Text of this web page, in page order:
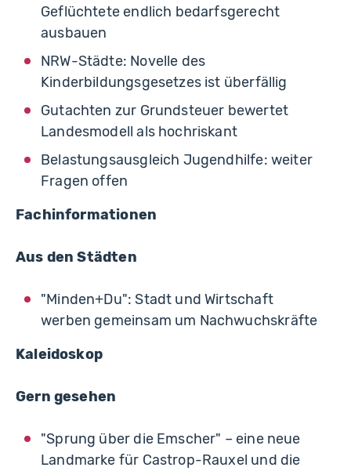
Geflüchtete endlich bedarfsgerecht
ausbauen
NRW-Städte: Novelle des
Kinderbildungsgesetzes ist überfällig
Gutachten zur Grundsteuer bewertet
Landesmodell als hochriskant
Belastungsausgleich Jugendhilfe: weiter
Fragen offen
Fachinformationen
Aus den Städten
"Minden+Du": Stadt und Wirtschaft
werben gemeinsam um Nachwuchskräfte
Kaleidoskop
Gern gesehen
"Sprung über die Emscher" – eine neue
Landmarke für Castrop-Rauxel und die